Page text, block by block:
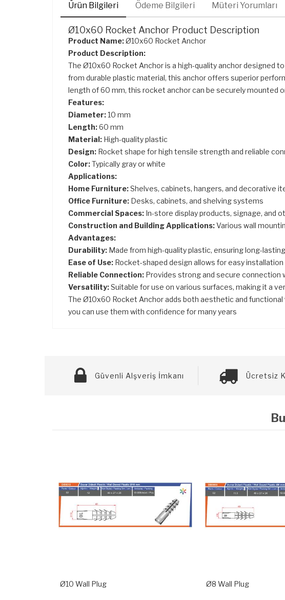
Ürün Bilgileri Ödeme Bilgileri Müteri Yorumları
Ø10x60 Rocket Anchor Product Description
Product Name:Ø10x60 Rocket Anchor
Product Description:
The Ø10x60 Rocket Anchor is a high-quality anchor designed
from durable plastic material, this anchor offers superior
length of 60 mm, this rocket anchor can be securely mounted
Features:
Diameter:10 mm
Length:60 mm
Material: High-quality plastic
Design: Rocket shape for high tensile strength and reliable
Color:Typically gray or white
Applications:
Home Furniture:Shelves, cabinets, hangers, and decorative
Office Furniture: Desks, cabinets, and shelving systems
Commercial Spaces: In-store display products, signage, and
Construction and Building Applications:Various wall
Advantages:
Durability: Made from high-quality plastic, ensuring long-
Ease of Use: Rocket-shaped design allows for easy
Reliable Connection: Provides strong and secure connection
Versatility:Suitable for use on various surfaces, making it a
The Ø10x60 Rocket Anchor adds both aesthetic and
you can use them with confidence for many years
Güvenli Alşveriş İmkanı Ücretsiz
Ø10 Wall Plug Ø8 Wall Plug